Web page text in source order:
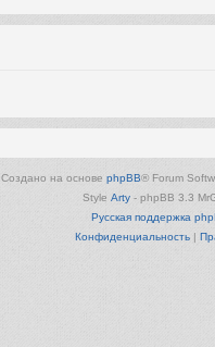
Создано на основе phpBB® Forum
Style Arty - phpBB 3.3
Русская поддержка
Конфиденциальность|